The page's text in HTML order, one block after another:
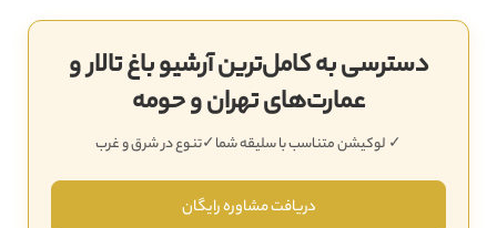
دسترسی به کامل‌ترین آرشیو باغ تالار و
‌عمارت‌های تهران و حومه
✓ لوکیشن متناسب با سلیقه شما✓تنوع در شرق و غرب
دریافت مشاوره رایگان